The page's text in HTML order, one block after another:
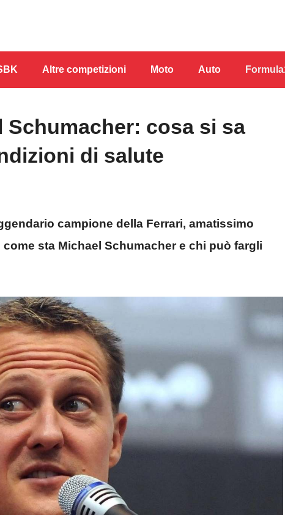
Altre competizioni Moto Auto
Schumacher: cosa si sa
di salute
campione della Ferrari, amatissimo
sta Michael Schumacher e chi può fargli